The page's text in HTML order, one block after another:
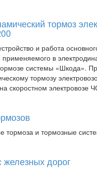
тормоз
и работа
в
системы «Шкода».
тормозу
скоростном электровозе
тормоза и тормозные
дорог